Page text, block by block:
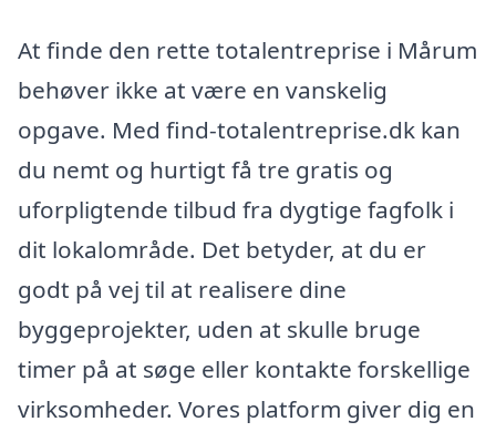
At finde den rette totalentreprise i Mårum
behøver ikke at være en vanskelig
opgave. Med find-totalentreprise.dk kan
du nemt og hurtigt få tre gratis og
uforpligtende tilbud fra dygtige fagfolk i
dit lokalområde. Det betyder, at du er
godt på vej til at realisere dine
byggeprojekter, uden at skulle bruge
timer på at søge eller kontakte forskellige
virksomheder. Vores platform giver dig en